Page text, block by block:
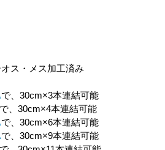
ス・メス加工済み
で、30cm×3本連結可能
で、30cm×4本連結可能
で、30cm×6本連結可能
で、30cm×9本連結可能